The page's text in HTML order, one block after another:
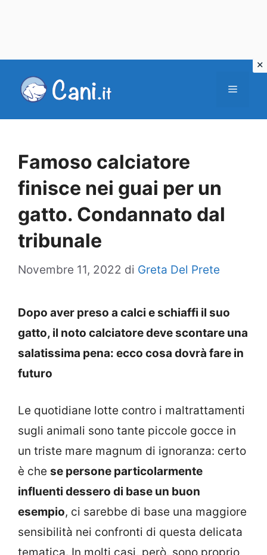
Menu
Famoso calciatore
finisce nei guai per un
gatto. Condannato dal
tribunale
Novembre 11, 2022 di Greta Del Prete
Dopo aver preso a calci e schiaffi il suo
gatto, il noto calciatore deve scontare una
salatissima pena: ecco cosa dovrà fare in
futuro
Le quotidiane lotte contro i maltrattamenti
sugli animali sono tante piccole gocce in
un triste mare magnum di ignoranza: certo
è che se persone particolarmente
influenti dessero di base un buon
esempio, ci sarebbe di base una maggiore
sensibilità nei confronti di questa delicata